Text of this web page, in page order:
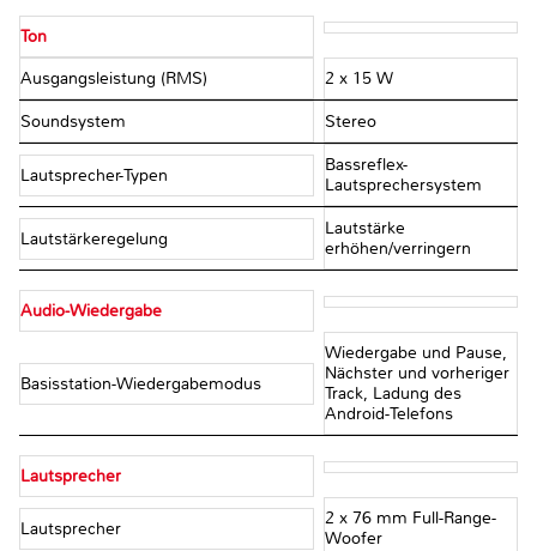
Ton
Ausgangsleistung (RMS) 2 x 15 W
Soundsystem Stereo
Lautsprecher-Typen
Bassreflex-
Lautsprechersystem
Lautstärkeregelung
Lautstärke
erhöhen/verringern
Audio-Wiedergabe
Basisstation-Wiedergabemodus
Wiedergabe und Pause,
Nächster und vorheriger
Track, Ladung des
Android-Telefons
Lautsprecher
Lautsprecher
2 x 76 mm Full-Range-
Woofer